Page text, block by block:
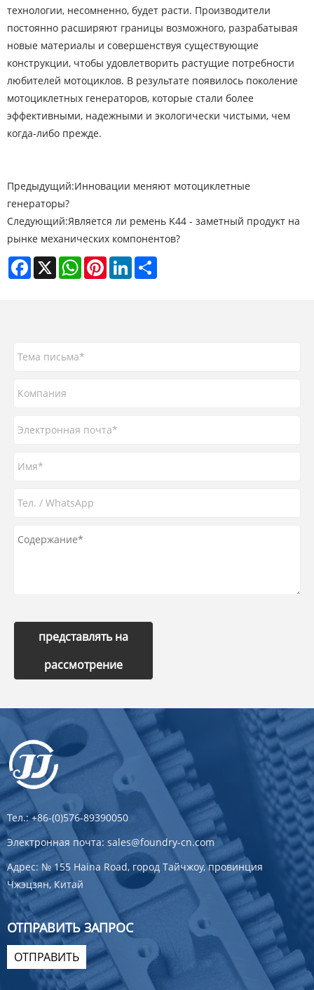
технологии, несомненно, будет расти. Производители
постоянно расширяют границы возможного, разрабатывая
новые материалы и совершенствуя существующие
конструкции, чтобы удовлетворить растущие потребности
любителей мотоциклов. В результате появилось поколение
мотоциклетных генераторов, которые стали более
эффективными, надежными и экологически чистыми, чем
когда-либо прежде.
Предыдущий:Инновации меняют мотоциклетные
генераторы?
Следующий:Является ли ремень K44 - заметный продукт на
рынке механических компонентов?
Facebook
X WhatsAppPinterestLinkedIn
представлять на
рассмотрение
Тел.: +86-(0)576-89390050
Электронная почта: sales@foundry-cn.com
Адрес: № 155 Haina Road, город Тайчжоу, провинция
Чжэцзян, Китай
ОТПРАВИТЬ ЗАПРОС
ОТПРАВИТЬ